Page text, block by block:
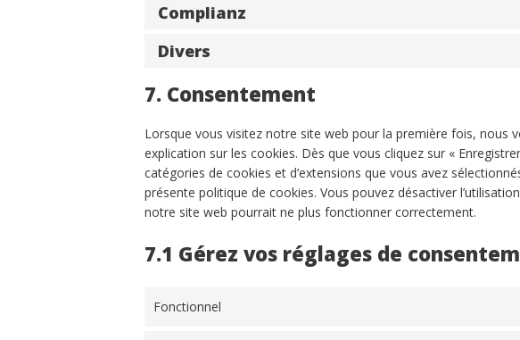
Complianz
Divers
7. Consentement
Lorsque vous visitez notre site web pour la première fois, nous
explication sur les cookies. Dès que vous cliquez sur «
catégories de cookies et d’extensions que vous avez
présente politique de cookies. Vous pouvez désactiver
notre site web pourrait ne plus fonctionner correctement.
7.1 Gérez vos réglages de
Fonctionnel